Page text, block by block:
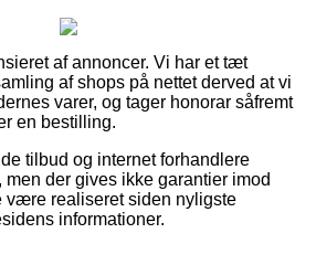
af annoncer. Vi har et tæt
af shops på nettet derved at vi
varer, og tager honorar såfremt
en bestilling.
tilbud og internet forhandlere
der gives ikke garantier imod
være realiseret siden nyligste
informationer.